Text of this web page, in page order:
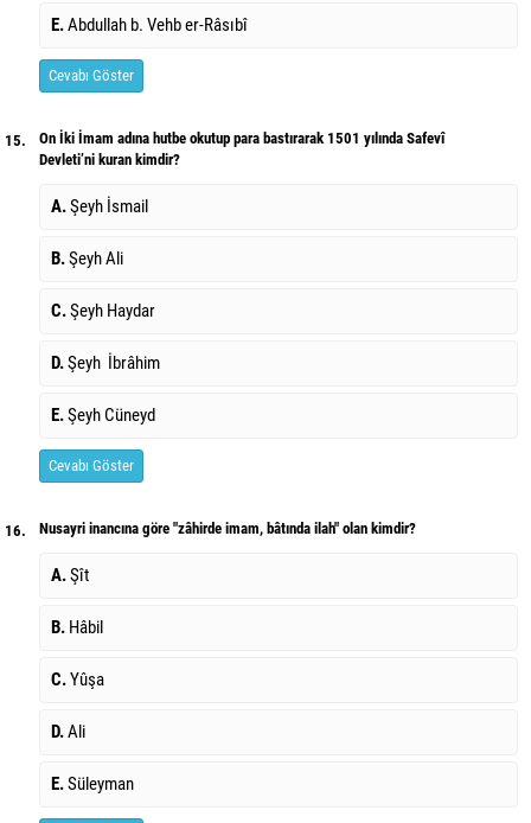
E.Abdullah b. Vehb er-Râsıbî
Cevabı Göster
15.
On İki İmam adına hutbe okutup para bastırarak 1501 yılında Safevî
Devleti’ni kuran kimdir?
A.Şeyh İsmail
B.Şeyh Ali
C.Şeyh Haydar
D.Şeyh İbrâhim
E.Şeyh Cüneyd
Cevabı Göster
16. Nusayri inancına göre "zâhirde imam, bâtında ilah" olan kimdir?
A.Şît
B. Hâbil
C.Yûşa
D.Ali
E.Süleyman